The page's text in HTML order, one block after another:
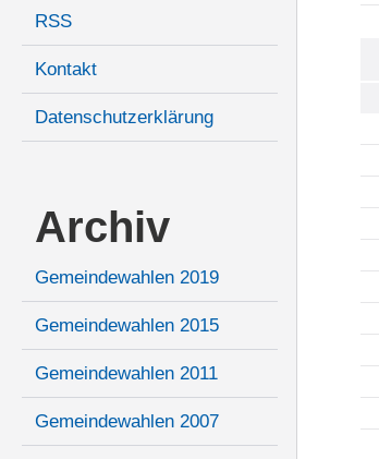
RSS
Kontakt
Datenschutzerklärung
Archiv
Gemeindewahlen 2019
Gemeindewahlen 2015
Gemeindewahlen 2011
Gemeindewahlen 2007